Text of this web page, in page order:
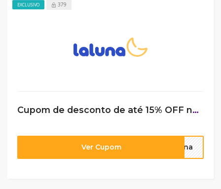
EXCLUSIVO 379
Cupom de desconto de até 15% OFF na LaLuna
Ver Cupom tina